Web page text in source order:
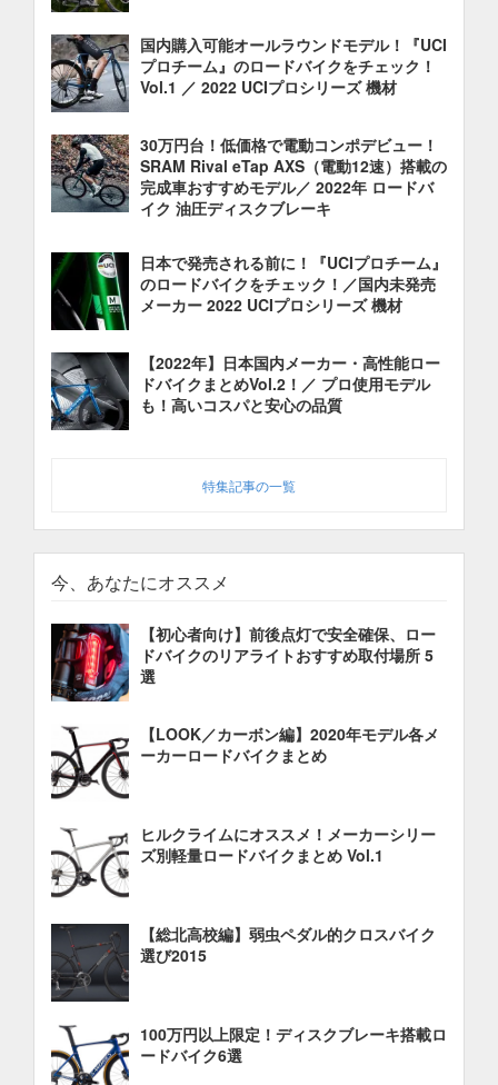
国内購入可能オールラウンドモデル！『UCI
プロチーム』のロードバイクをチェック！
Vol.1 ／ 2022 UCIプロシリーズ 機材
30万円台！低価格で電動コンポデビュー！
SRAM Rival eTap AXS（電動12速）搭載の
完成車おすすめモデル／ 2022年 ロードバ
イク 油圧ディスクブレーキ
日本で発売される前に！『UCIプロチーム』
のロードバイクをチェック！／国内未発売
メーカー 2022 UCIプロシリーズ 機材
【2022年】日本国内メーカー・高性能ロー
ドバイクまとめVol.2！／ プロ使用モデル
も！高いコスパと安心の品質
特集記事の一覧
今、あなたにオススメ
【初心者向け】前後点灯で安全確保、ロー
ドバイクのリアライトおすすめ取付場所 5
選
【LOOK／カーボン編】2020年モデル各メ
ーカーロードバイクまとめ
ヒルクライムにオススメ！メーカーシリー
ズ別軽量ロードバイクまとめ Vol.1
【総北高校編】弱虫ペダル的クロスバイク
選び2015
100万円以上限定！ディスクブレーキ搭載ロ
ードバイク6選